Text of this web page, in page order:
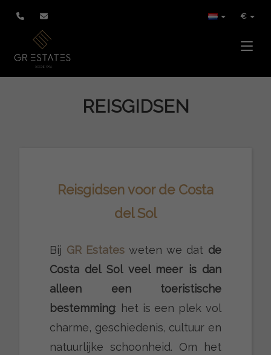
€
REISGIDSEN
Reisgidsen voor de Costa
del Sol
Bij GR Estates weten we dat de
Costa del Sol veel meer is dan
alleen een toeristische
bestemming: het is een plek vol
charme, geschiedenis, cultuur en
natuurlijke schoonheid. Om het